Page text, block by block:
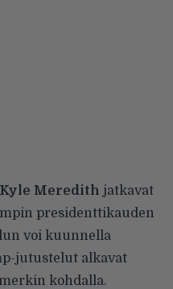
Kyle Meredith jatkavat
presidenttikauden
voi kuunnella
jutustelut alkavat
kohdalla.